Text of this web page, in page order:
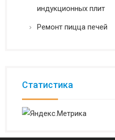
индукционных плит
Ремонт пицца печей
Статистика